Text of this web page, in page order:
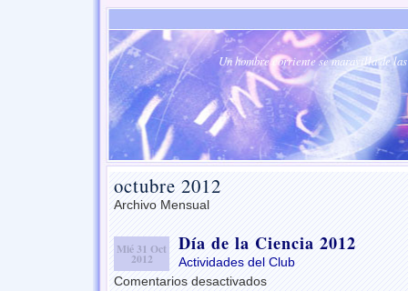
Un hombre corriente se maravilla de
octubre 2012
Archivo Mensual
Mié 31 Oct
2012
Día de la Ciencia 2012
Actividades del Club
Comentarios desactivadosen